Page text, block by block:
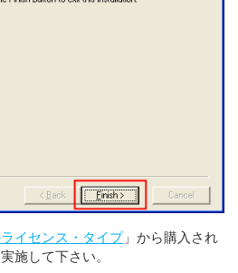
イセンス・タイプ」から購入され
施して下さい。